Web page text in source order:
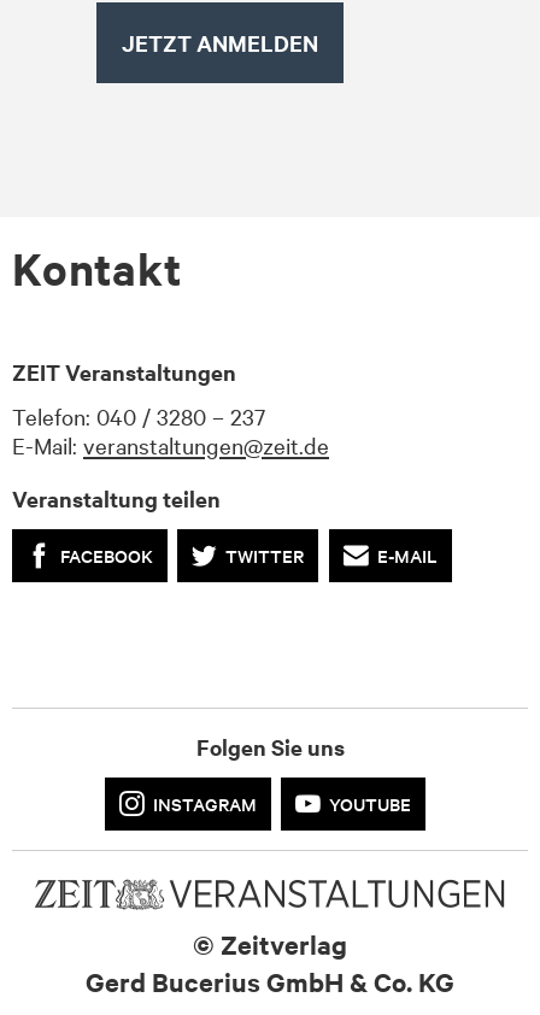
Kontakt
ZEIT Veranstaltungen
Telefon: 040 / 3280 – 237
E-Mail: veranstaltungen@zeit.de
Veranstaltung teilen
FACEBOOK TWITTER E-MAIL
Folgen Sie uns
INSTAGRAM YOUTUBE
© Zeitverlag
Gerd Bucerius GmbH & Co. KG